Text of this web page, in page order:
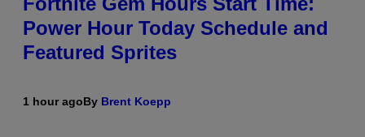
Power Hour Today Schedule and
Featured Sprites
1 hour agoBy Brent Koepp